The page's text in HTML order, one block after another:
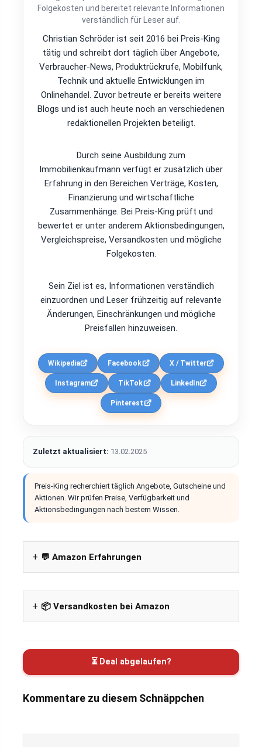
Folgekosten und bereitet relevante Informationen
verständlich für Leser auf.
Christian Schröder ist seit 2016 bei Preis-King
tätig und schreibt dort täglich über Angebote,
Verbraucher-News, Produktrückrufe, Mobilfunk,
Technik und aktuelle Entwicklungen im
Onlinehandel. Zuvor betreute er bereits weitere
Blogs und ist auch heute noch an verschiedenen
redaktionellen Projekten beteiligt.
Durch seine Ausbildung zum
Immobilienkaufmann verfügt er zusätzlich über
Erfahrung in den Bereichen Verträge, Kosten,
Finanzierung und wirtschaftliche
Zusammenhänge. Bei Preis-King prüft und
bewertet er unter anderem Aktionsbedingungen,
Vergleichspreise, Versandkosten und mögliche
Folgekosten.
Sein Ziel ist es, Informationen verständlich
einzuordnen und Leser frühzeitig auf relevante
Änderungen, Einschränkungen und mögliche
Preisfallen hinzuweisen.
Wikipedia Facebook X / Twitter
Instagram TikTok LinkedIn
Pinterest
Zuletzt aktualisiert: 13.02.2025
Preis-King recherchiert täglich Angebote, Gutscheine und
Aktionen. Wir prüfen Preise, Verfügbarkeit und
Aktionsbedingungen nach bestem Wissen.
💬 Amazon Erfahrungen
📦 Versandkosten bei Amazon
⏳ Deal abgelaufen?
Kommentare zu diesem Schnäppchen